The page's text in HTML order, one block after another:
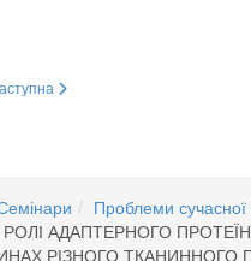
механізми регуляції
стаття: Дослідження ролі
Проблеми сучасної
АДАПТЕРНОГО
РІЗНОГО